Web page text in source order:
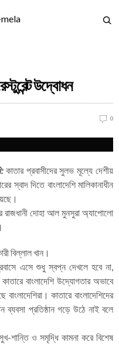
উদ্বোধন
0
কাতার প্রবাসীদের সুলভ মূল্যে দেশীয়
স্বাদ দিতে বাংলাদেশি মালিকানাধীন
রাজধানী দোহা আল মুনসুরা অ্যাপোলো
বিল্লাল খান।
এসে শুধু স্বপ্ন দেখলে হবে না,
বাংলাদেশি উদ্যোগতার অভাবে
কাতারে বাংলাদেশিদের
ব্যবসা প্রতিষ্ঠান গড়ে উঠে নাই বলে
শান্তি ও সমৃদ্ধি কামনা করে বিশেষ